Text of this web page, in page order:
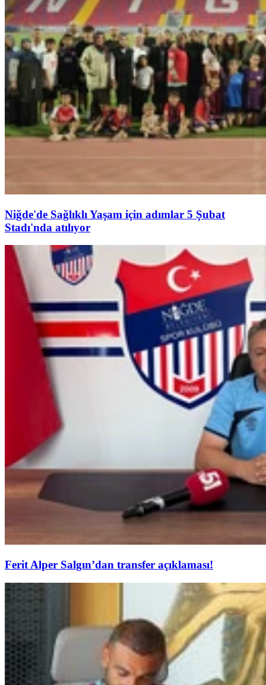
Niğde'de Sağlıklı Yaşam için adımlar 5 Şubat
Stadı'nda atılıyor
Ferit Alper Salgın’dan transfer açıklaması!